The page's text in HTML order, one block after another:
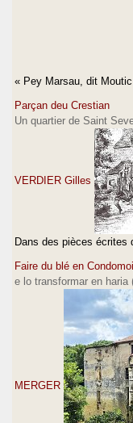
« Pey Marsau, dit
Parçan deu Crestian
Un quartier de Saint
VERDIER Gilles
Dans des pièces écrites
Faire du blé en
e lo transformar en haria
MERGER